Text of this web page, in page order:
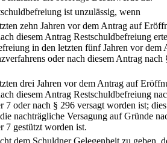
ist unzulässig, wenn
zehn Jahren vor dem Antrag auf
diesem Antrag Restschuldbefreiung
in den letzten fünf Jahren vor dem
oder nach diesem Antrag nach
drei Jahren vor dem Antrag auf
diesem Antrag Restschuldbefreiung
7 oder nach § 296 versagt worden ist;
nachträgliche Versagung auf Gründe
7 gestützt worden ist.